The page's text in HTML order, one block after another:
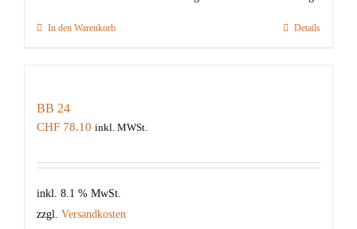
In den Warenkorb Details
BB 24
CHF 78.10 inkl. MWSt.
inkl. 8.1 % MwSt.
zzgl. Versandkosten